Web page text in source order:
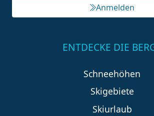
Anmelden
ENTDECKE DIE
Schneehöhen
Skigebiete
Skiurlaub